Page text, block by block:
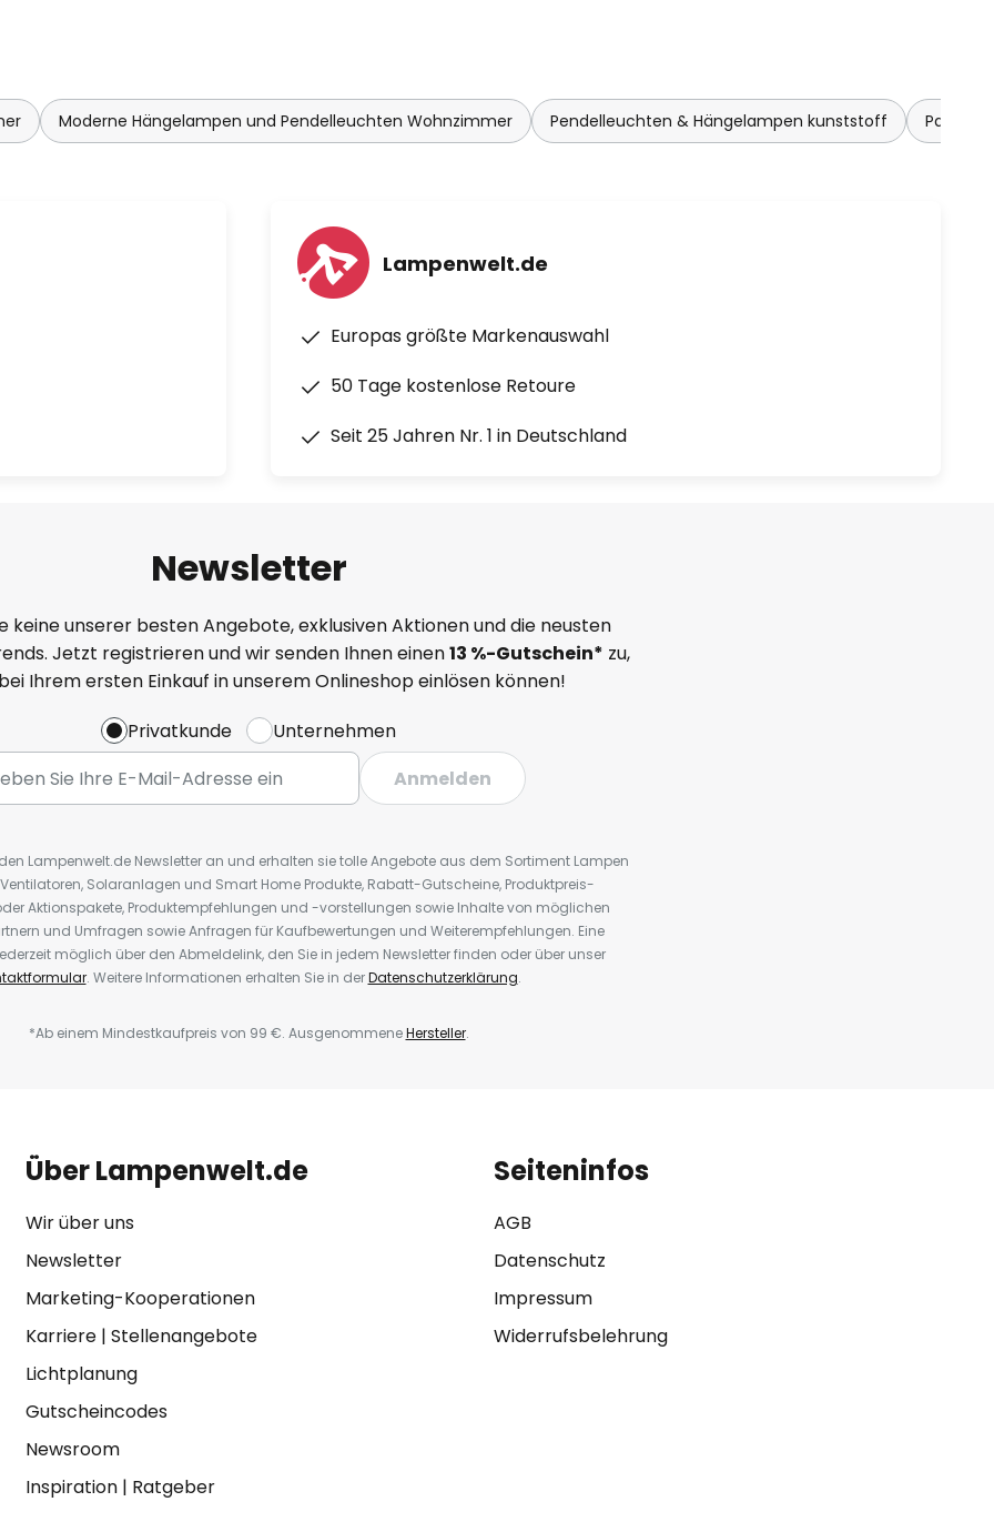
Moderne Hängelampen und Pendelleuchten Wohnzimmer Pendelleuchten & Hängelampen kunststoff
Lampenwelt.de
Europas größte Markenauswahl
50 Tage kostenlose Retoure
Seit 25 Jahren Nr. 1 in Deutschland
Newsletter
keine unserer besten Angebote, exklusiven Aktionen und die neusten
Jetzt registrieren und wir senden Ihnen einen13 %-Gutschein* zu,
Ihrem ersten Einkauf in unserem Onlineshop einlösen können!
Privatkunde
Unternehmen
Anmelden
Lampenwelt.de Newsletter an und erhalten sie tolle Angebote aus dem Sortiment Lampen
Solaranlagen und Smart Home Produkte, Rabatt-Gutscheine, Produktpreis-
Aktionspakete, Produktempfehlungen und -vorstellungen sowie Inhalte von möglichen
und Umfragen sowie Anfragen für Kaufbewertungen und Weiterempfehlungen. Eine
möglich über den Abmeldelink, den Sie in jedem Newsletter finden oder über unser
. Weitere Informationen erhalten Sie in derDatenschutzerklärung.
*Ab einem Mindestkaufpreis von 99 €. AusgenommeneHersteller.
Über Lampenwelt.de
Wir über uns
Newsletter
Marketing-Kooperationen
Karriere| Stellenangebote
Lichtplanung
Gutscheincodes
Newsroom
Inspiration| Ratgeber
Seiteninfos
AGB
Datenschutz
Impressum
Widerrufsbelehrung